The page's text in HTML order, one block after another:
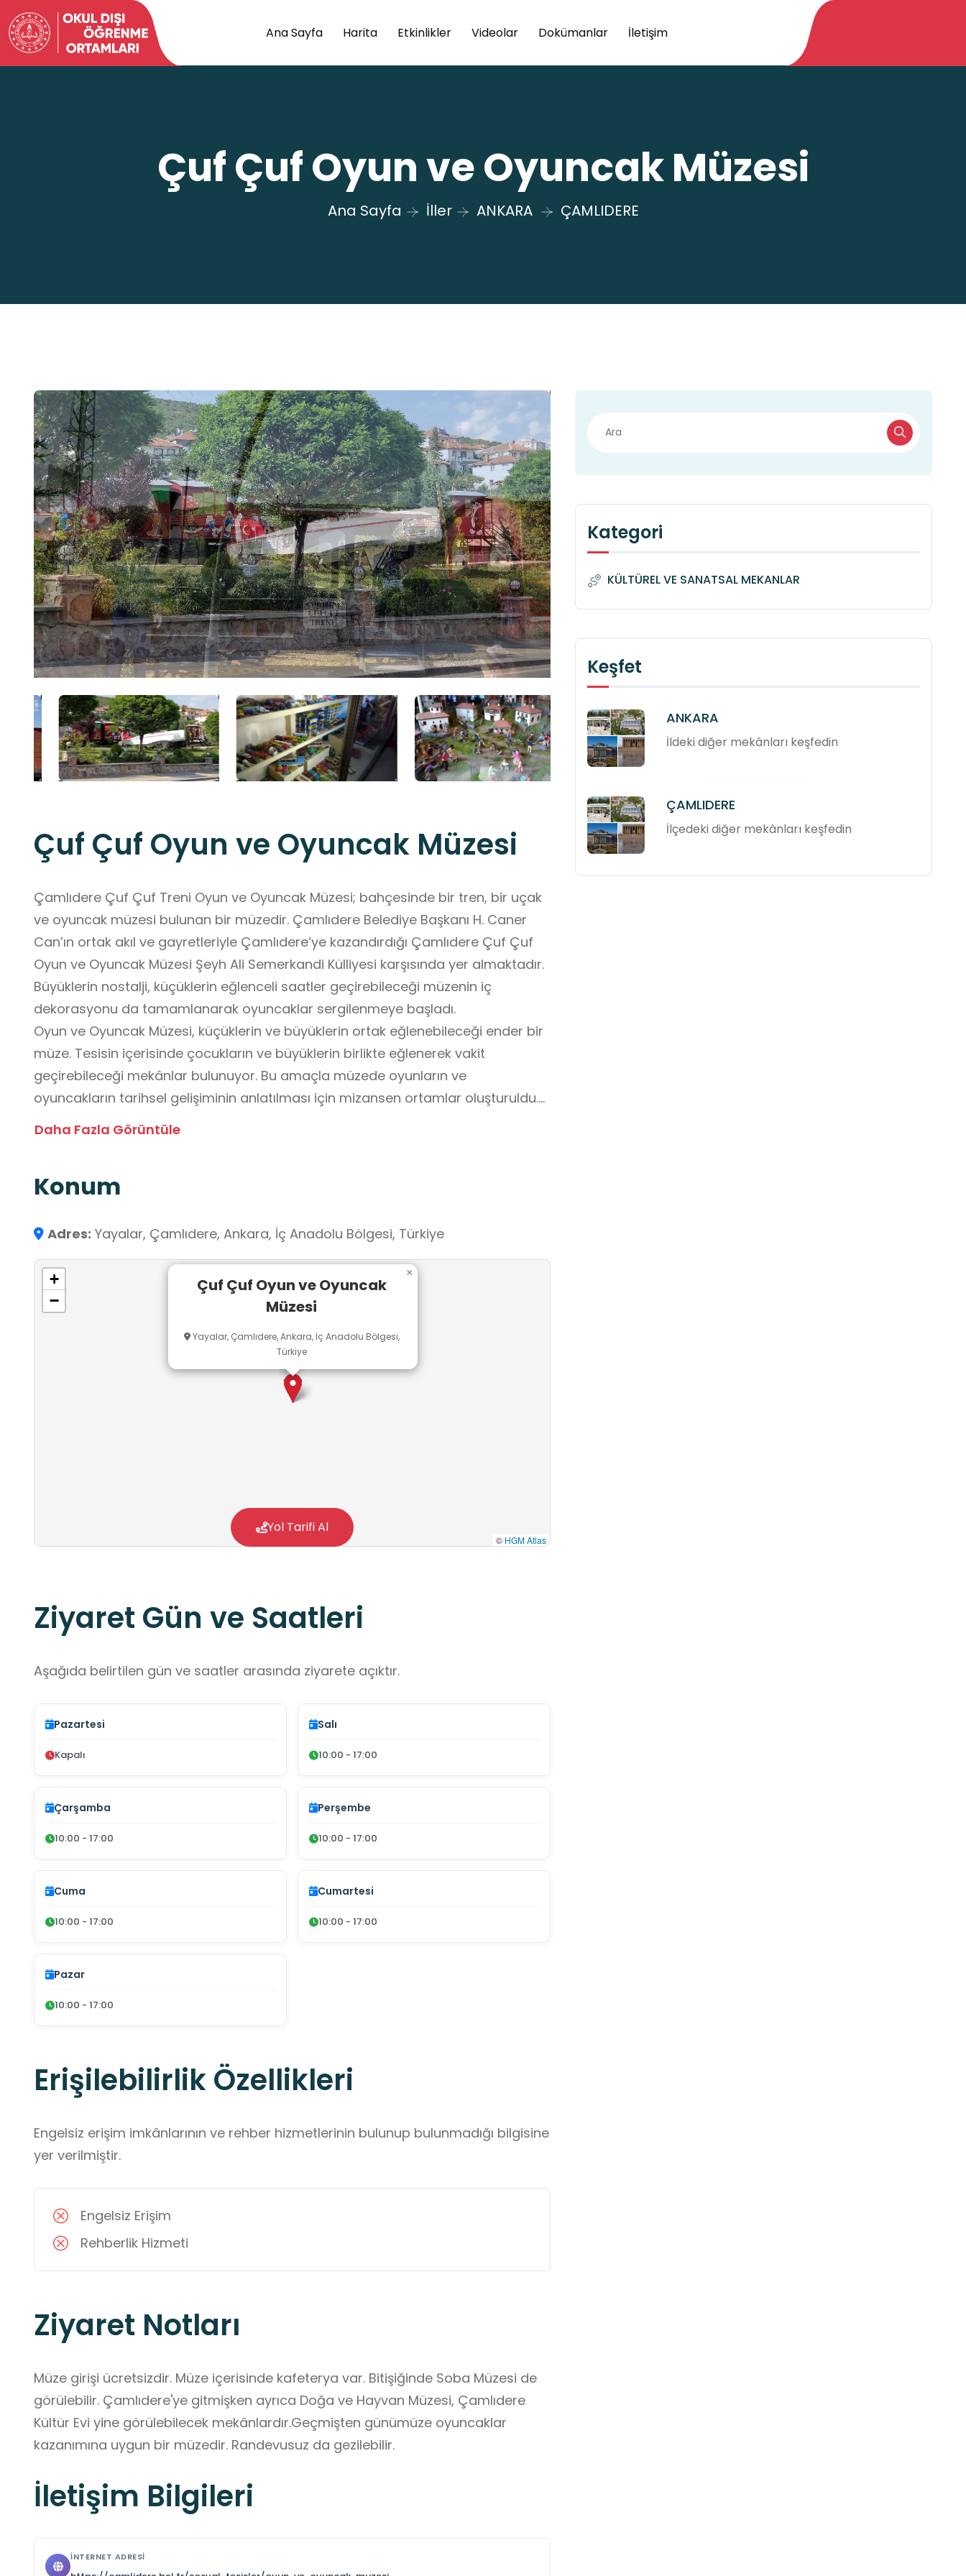
Ana Sayfa Harita Etkinlikler Videolar Dokümanlar İletişim
Çuf Çuf Oyun ve Oyuncak Müzesi
Ana Sayfa İller ANKARA ÇAMLIDERE
Çuf Çuf Oyun ve Oyuncak Müzesi
Çamlıdere Çuf Çuf Treni Oyun ve Oyuncak Müzesi; bahçesinde bir tren, bir uçak
ve oyuncak müzesi bulunan bir müzedir. Çamlıdere Belediye Başkanı H. Caner
Can’ın ortak akıl ve gayretleriyle Çamlıdere’ye kazandırdığı Çamlıdere Çuf Çuf
Oyun ve Oyuncak Müzesi Şeyh Ali Semerkandi Külliyesi karşısında yer almaktadır.
Büyüklerin nostalji, küçüklerin eğlenceli saatler geçirebileceği müzenin iç
dekorasyonu da tamamlanarak oyuncaklar sergilenmeye başladı.
Oyun ve Oyuncak Müzesi, küçüklerin ve büyüklerin ortak eğlenebileceği ender bir
müze. Tesisin içerisinde çocukların ve büyüklerin birlikte eğlenerek vakit
geçirebileceği mekânlar bulunuyor. Bu amaçla müzede oyunların ve
oyuncakların tarihsel gelişiminin anlatılması için mizansen ortamlar oluşturuldu.
karşılaşacak, el yapımı ahşap oyuncakların yanında tel ve demirden yapılmış
bir nostalji ve zamanda yolculuk yapma imkânı sunuyor. Çocuklar ise
hatta nine ve dedelerinin dönemindeki oynadıkları oyuncakları ve oyunları
görme, öğrenme imkânı bulabilecekler.
Daha Fazla Görüntüle
Konum
Adres: Yayalar, Çamlıdere, Ankara, İç Anadolu Bölgesi, Türkiye
Çuf Çuf Oyun ve Oyuncak
Müzesi
Yayalar, Çamlıdere, Ankara, İç Anadolu Bölgesi,
Türkiye
×
+
−
© HGM Atlas
Yol Tarifi Al
Ziyaret Gün ve Saatleri
Aşağıda belirtilen gün ve saatler arasında ziyarete açıktır.
Pazartesi
Kapalı
Salı
10:00 - 17:00
Çarşamba
10:00 - 17:00
Perşembe
10:00 - 17:00
Cuma
10:00 - 17:00
Cumartesi
10:00 - 17:00
Pazar
10:00 - 17:00
Erişilebilirlik Özellikleri
Engelsiz erişim imkânlarının ve rehber hizmetlerinin bulunup bulunmadığı bilgisine
yer verilmiştir.
Engelsiz Erişim
Rehberlik Hizmeti
Ziyaret Notları
Müze girişi ücretsizdir. Müze içerisinde kafeterya var. Bitişiğinde Soba Müzesi de
görülebilir. Çamlıdere'ye gitmişken ayrıca Doğa ve Hayvan Müzesi, Çamlıdere
Kültür Evi yine görülebilecek mekânlardır.Geçmişten günümüze oyuncaklar
kazanımına uygun bir müzedir. Randevusuz da gezilebilir.
İletişim Bilgileri
İNTERNET ADRESI
Kategori
KÜLTÜREL VE SANATSAL MEKANLAR
Keşfet
ANKARA
İldeki diğer mekânları keşfedin
ÇAMLIDERE
İlçedeki diğer mekânları keşfedin